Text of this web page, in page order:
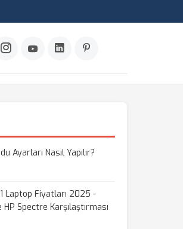
Ayarları Nasıl Yapılır?
Laptop Fiyatları 2025 -
Spectre Karşılaştırması